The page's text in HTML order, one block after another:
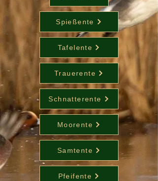
Spießente
Tafelente
Trauerente
Schnatterente
Moorente
Samtente
Pfeifente